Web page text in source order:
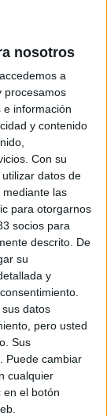
nosotros
a
procesamos
e información
y contenido
Con su
datos de
mediante las
para otorgarnos
socios para
descrito. De
su
y
datos
pero usted
Sus
Puede cambiar
cualquier
en el botón